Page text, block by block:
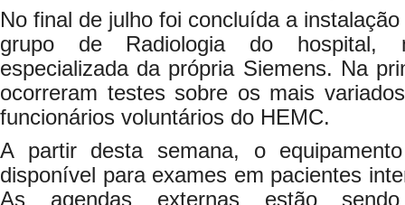
No final de julho foi concluída a
grupo de Radiologia do hospital,
especializada da própria Siemens. Na
ocorreram testes sobre os mais
funcionários voluntários do HEMC.
A partir desta semana, o
disponível para exames em pacientes
As agendas externas estão sendo